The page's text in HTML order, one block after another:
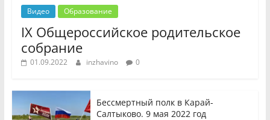
Видео Образование
IX Общероссийское родительское
собрание
01.09.2022 inzhavino 0
Бессмертный полк в Карай-
Салтыково. 9 мая 2022 год